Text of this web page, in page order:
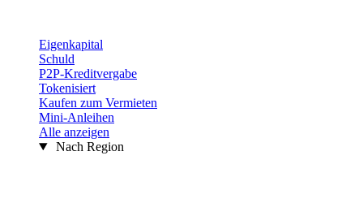
Eigenkapital
Schuld
P2P-Kreditvergabe
Tokenisiert
Kaufen zum Vermieten
Mini-Anleihen
Alle anzeigen
Nach Region